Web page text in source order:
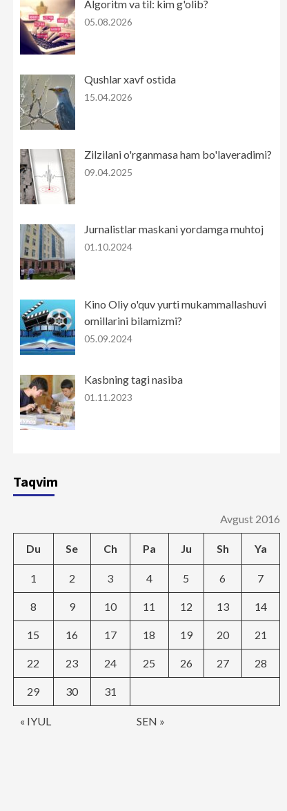
Algoritm va til: kim g'olib?
05.08.2026
Qushlar xavf ostida
15.04.2026
Zilzilani o'rganmasa ham bo'laveradimi?
09.04.2025
Jurnalistlar maskani yordamga muhtoj
01.10.2024
Kino Oliy o'quv yurti mukammallashuvi
omillarini bilamizmi?
05.09.2024
Kasbning tagi nasiba
01.11.2023
Taqvim
Avgust 2016
Du Se Ch Pa Ju Sh Ya
« IYUL SEN »
1 2 3 4 5 6 7
8 9 10 11 12 13 14
15 16 17 18 19 20 21
22 23 24 25 26 27 28
29 30 31